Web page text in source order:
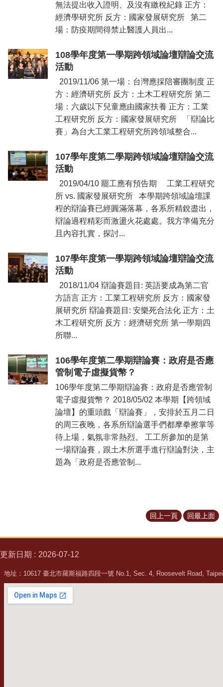
無法提出收入證明、及沒有繳稅紀錄 正方：
經濟學研究所 反方：國家發展研究所 第二
場：防疫期間得禁止醫護人員出...
108學年度第一學期跨領域論壇辯論交流
活動
2019/11/06 第一場：台灣應採陪審團制度 正
方：經濟研究所 反方：土木工程研究所 第二
場：六歲以下兒童應由國家扶養 正方：工業
工程研究所 反方：國家發展研究所 「辯論比
賽」為台大工業工程研究所跨領域整合...
107學年度第二學期跨領域論壇辯論交流
活動
2019/04/10 罷工應有預告期 工業工程研究
所 vs. 國家發展研究所 本學期跨領域論壇課
程的辯論賽已經圓滿落幕，各系所精銳盡出，
辯論過程精彩而激盪火花處處。我方準備充分
且內容扎實，探討...
107學年度第一學期跨領域論壇辯論交流
活動
2018/11/04 辯論賽題目: 英語要成為第二官
方語言 正方：工業工程研究所 反方：國家發
展研究所 辯論賽題目: 安樂死合法化 正方：土
木工程研究所 反方：經濟研究所 第一學期四
所聯...
106學年度第二學期辯論賽：政府是否應
管制電子虛擬貨幣？
106學年度第二學期辯論賽：政府是否應管制
電子虛擬貨幣？ 2018/05/02 本學期【跨領域
論壇】的重頭戲「辯論賽」，安排於五月二日
的周三夜晚，各系所辯論選手們都摩拳擦掌等
待上場，氣氛非常熱烈。 工工所參加的是第
一場辯論賽，跟土木所選手進行辯論對決，主
題為「政府是否應管制...
回上一頁 回最上面
更新日期 2026-07-12
地址：10617 臺北市羅斯福路四段一號 No.1, Sec. 4, Roosevelt Road,